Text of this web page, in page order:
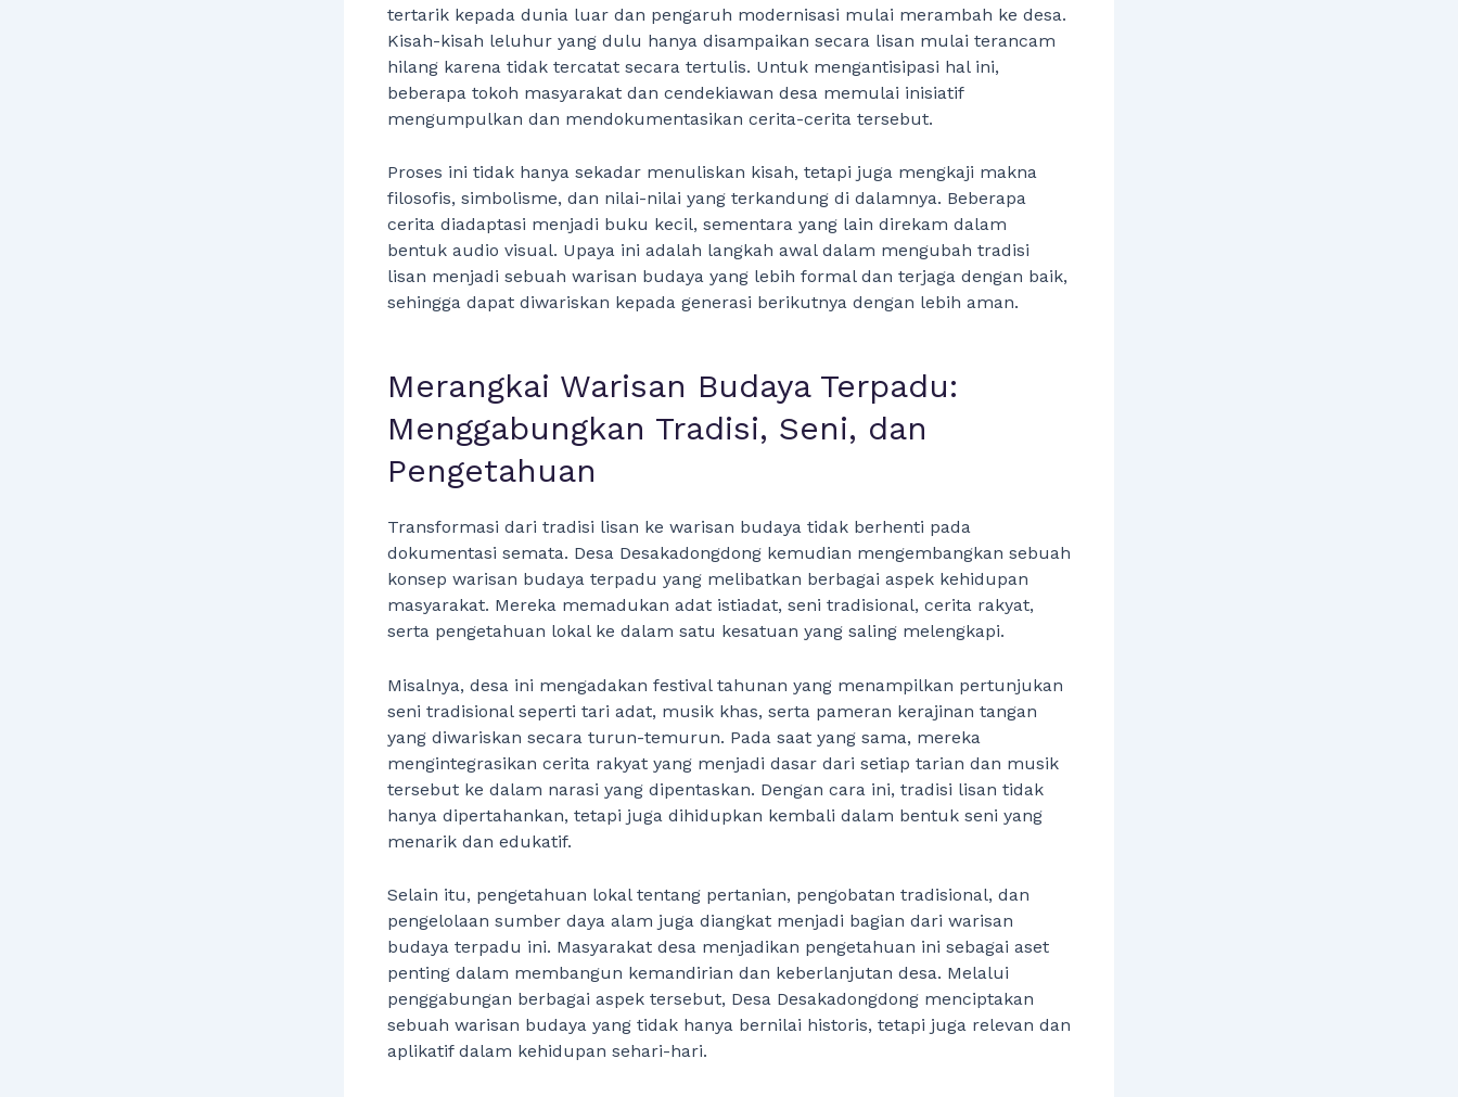
tertarik kepada dunia luar dan pengaruh modernisasi mulai merambah ke desa.
Kisah-kisah leluhur yang dulu hanya disampaikan secara lisan mulai terancam
hilang karena tidak tercatat secara tertulis. Untuk mengantisipasi hal ini,
beberapa tokoh masyarakat dan cendekiawan desa memulai inisiatif
mengumpulkan dan mendokumentasikan cerita-cerita tersebut.
Proses ini tidak hanya sekadar menuliskan kisah, tetapi juga mengkaji makna
filosofis, simbolisme, dan nilai-nilai yang terkandung di dalamnya. Beberapa
cerita diadaptasi menjadi buku kecil, sementara yang lain direkam dalam
bentuk audio visual. Upaya ini adalah langkah awal dalam mengubah tradisi
lisan menjadi sebuah warisan budaya yang lebih formal dan terjaga dengan baik,
sehingga dapat diwariskan kepada generasi berikutnya dengan lebih aman.
Merangkai Warisan Budaya Terpadu:
Menggabungkan Tradisi, Seni, dan
Pengetahuan
Transformasi dari tradisi lisan ke warisan budaya tidak berhenti pada
dokumentasi semata. Desa Desakadongdong kemudian mengembangkan sebuah
konsep warisan budaya terpadu yang melibatkan berbagai aspek kehidupan
masyarakat. Mereka memadukan adat istiadat, seni tradisional, cerita rakyat,
serta pengetahuan lokal ke dalam satu kesatuan yang saling melengkapi.
Misalnya, desa ini mengadakan festival tahunan yang menampilkan pertunjukan
seni tradisional seperti tari adat, musik khas, serta pameran kerajinan tangan
yang diwariskan secara turun-temurun. Pada saat yang sama, mereka
mengintegrasikan cerita rakyat yang menjadi dasar dari setiap tarian dan musik
tersebut ke dalam narasi yang dipentaskan. Dengan cara ini, tradisi lisan tidak
hanya dipertahankan, tetapi juga dihidupkan kembali dalam bentuk seni yang
menarik dan edukatif.
Selain itu, pengetahuan lokal tentang pertanian, pengobatan tradisional, dan
pengelolaan sumber daya alam juga diangkat menjadi bagian dari warisan
budaya terpadu ini. Masyarakat desa menjadikan pengetahuan ini sebagai aset
penting dalam membangun kemandirian dan keberlanjutan desa. Melalui
penggabungan berbagai aspek tersebut, Desa Desakadongdong menciptakan
sebuah warisan budaya yang tidak hanya bernilai historis, tetapi juga relevan dan
aplikatif dalam kehidupan sehari-hari.